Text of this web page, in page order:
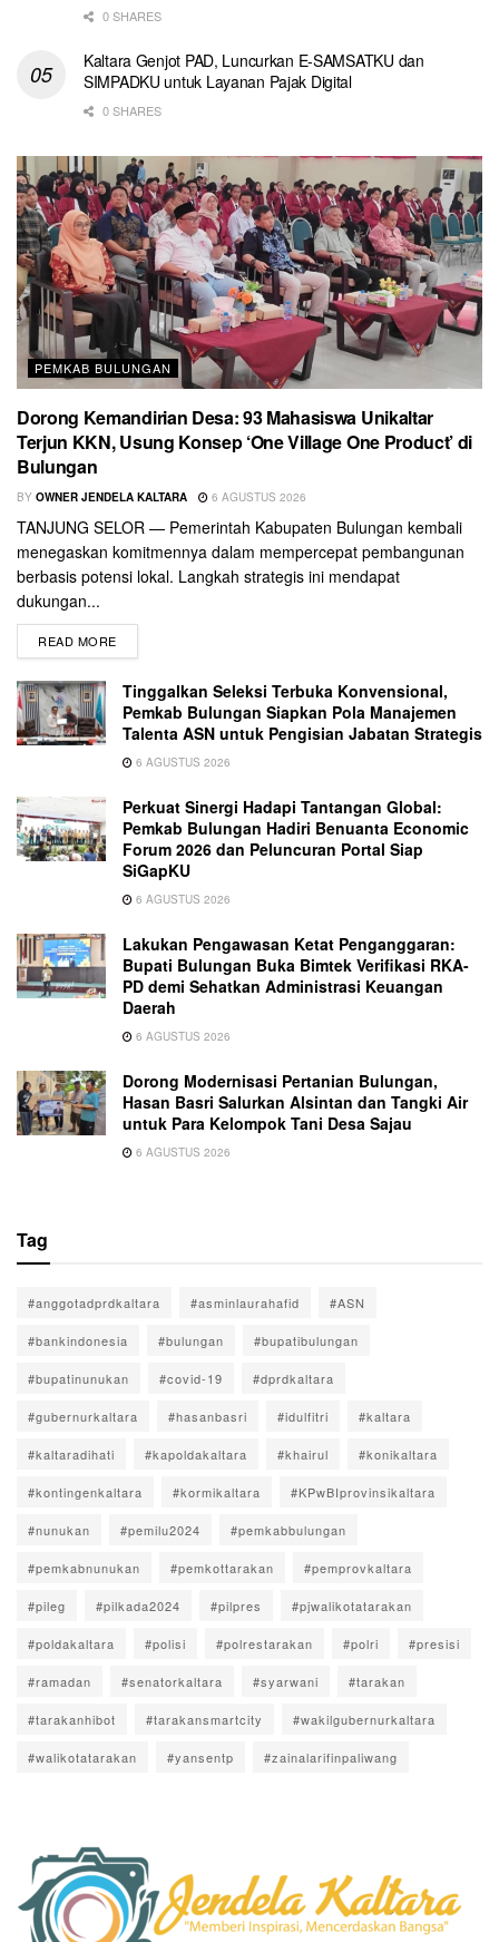
0 SHARES
Kaltara Genjot PAD, Luncurkan E-SAMSATKU dan
SIMPADKU untuk Layanan Pajak Digital
0 SHARES
PEMKAB BULUNGAN
Dorong Kemandirian Desa: 93 Mahasiswa Unikaltar
Terjun KKN, Usung Konsep ‘One Village One Product’ di
Bulungan
BY OWNER JENDELA KALTARA 6 AGUSTUS 2026
TANJUNG SELOR — Pemerintah Kabupaten Bulungan kembali
menegaskan komitmennya dalam mempercepat pembangunan
berbasis potensi lokal. Langkah strategis ini mendapat
dukungan...
READ MORE
Tinggalkan Seleksi Terbuka Konvensional,
Pemkab Bulungan Siapkan Pola Manajemen
Talenta ASN untuk Pengisian Jabatan Strategis
6 AGUSTUS 2026
Perkuat Sinergi Hadapi Tantangan Global:
Pemkab Bulungan Hadiri Benuanta Economic
Forum 2026 dan Peluncuran Portal Siap
SiGapKU
6 AGUSTUS 2026
Lakukan Pengawasan Ketat Penganggaran:
Bupati Bulungan Buka Bimtek Verifikasi RKA-
PD demi Sehatkan Administrasi Keuangan
Daerah
6 AGUSTUS 2026
Dorong Modernisasi Pertanian Bulungan,
Hasan Basri Salurkan Alsintan dan Tangki Air
untuk Para Kelompok Tani Desa Sajau
6 AGUSTUS 2026
Tag
#anggotadprdkaltara #asminlaurahafid #ASN
#bankindonesia #bulungan #bupatibulungan
#bupatinunukan #covid-19 #dprdkaltara
#gubernurkaltara #hasanbasri #idulfitri #kaltara
#kaltaradihati #kapoldakaltara #khairul #konikaltara
#kontingenkaltara #kormikaltara #KPwBIprovinsikaltara
#nunukan #pemilu2024 #pemkabbulungan
#pemkabnunukan #pemkottarakan #pemprovkaltara
#pileg #pilkada2024 #pilpres #pjwalikotatarakan
#poldakaltara #polisi #polrestarakan #polri #presisi
#ramadan #senatorkaltara #syarwani #tarakan
#tarakanhibot #tarakansmartcity #wakilgubernurkaltara
#walikotatarakan #yansentp #zainalarifinpaliwang